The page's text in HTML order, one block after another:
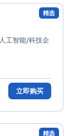
精选
工智能/科技企
立即购买
精选